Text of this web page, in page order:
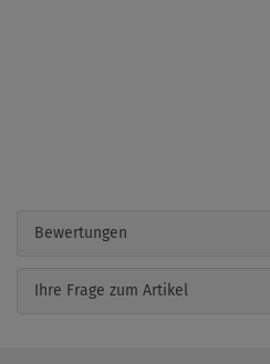
Bewertungen
Ihre Frage zum Artikel